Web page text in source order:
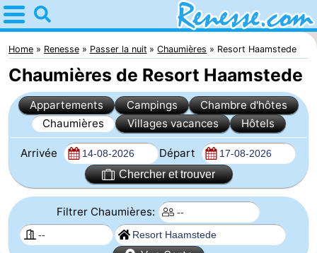
Home
Renesse
Astuces
Avec
enfants
la
nuit
Appartements
-
Port
Home Renesse Passer la nuit Chaumières Resort Haamstede
Chaumières de Resort Haamstede
Appartements Campings
Chambre d'hôtes
Chaumières
Villages vacances Hôtels
Arrivée Départ
Chercher et trouver
Filtrer Chaumières: